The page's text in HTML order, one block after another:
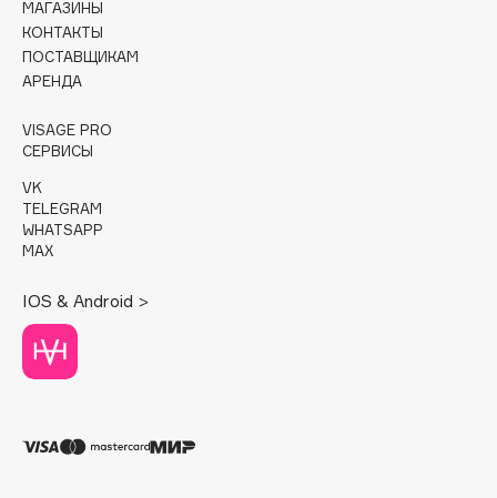
Crescina
Cunzite
Curaprox
D
d'Alba
DABO
DARLING*
Deonica
Dessange
Divage
МАГАЗИНЫ
КОНТАКТЫ
ПОСТАВЩИКАМ
АРЕНДА
VISAGE PRO
СЕРВИСЫ
VK
TELEGRAM
WHATSAPP
MAX
IOS & Android >